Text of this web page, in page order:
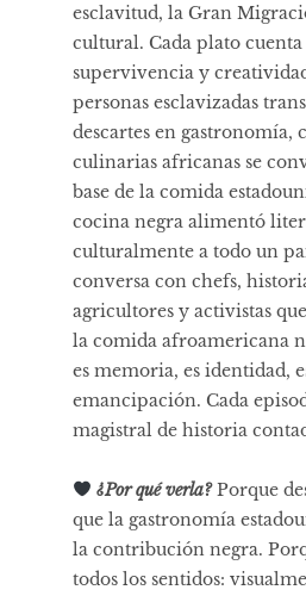
esclavitud, la Gran
cultural. Cada plato
supervivencia y
personas esclavizadas
descartes en gastronomía,
culinarias africanas se
base de la comida
cocina negra alimentó
culturalmente a todo un
conversa con chefs,
agricultores y activistas
la comida afroamericana
es memoria, es identidad,
emancipación. Cada
magistral de historia
¿Por qué verla?Porque
que la gastronomía
la contribución negra.
todos los sentidos: